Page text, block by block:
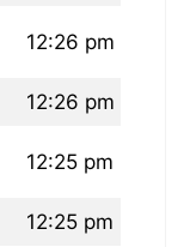
12:26 pm
12:26 pm
12:25 pm
12:25 pm